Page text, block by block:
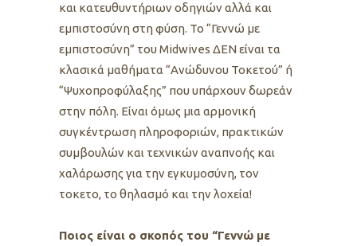
και κατευθυντήριων οδηγιών αλλά και
εμπιστοσύνη στη φύση. Το “Γεννώ με
εμπιστοσύνη” του Midwives ΔΕΝ είναι τα
κλασικά μαθήματα “Ανώδυνου Τοκετού” ή
“Ψυχοπροφύλαξης” που υπάρχουν δωρεάν
στην πόλη. Είναι όμως μια αρμονική
συγκέντρωση πληροφοριών, πρακτικών
συμβουλών και τεχνικών αναπνοής και
χαλάρωσης για την εγκυμοσύνη, τον
τοκετο, το θηλασμό και την λοχεία!
Ποιος είναι ο σκοπός του “Γεννώ με